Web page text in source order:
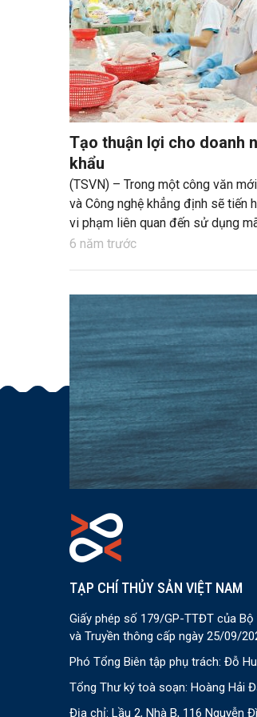
Tạo thuận lợi cho doanh
khẩu
(TSVN) – Trong một công văn
và Công nghệ khẳng định sẽ tiến
vi phạm liên quan đến sử dụng
ngoài trong xuất khẩu, nếu thực
6 năm trước
TẠP CHÍ THỦY SẢN VIỆT NAM
Giấy phép số 179/GP-TTĐT của
và Truyền thông cấp ngày 25/09/
Phó Tổng Biên tập phụ trách: Đỗ
Tổng Thư ký toà soạn: Hoàng Hải
Địa chỉ: Lầu 2, Nhà B, 116 Nguyễn